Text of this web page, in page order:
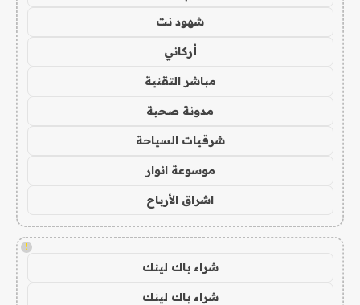
شهود نت
أركاني
مباشر التقنية
مدونة صحبة
شرقيات السياحة
موسوعة انوار
اشراق الأرباح
!
شراء باك لينك
شراء باك لينك